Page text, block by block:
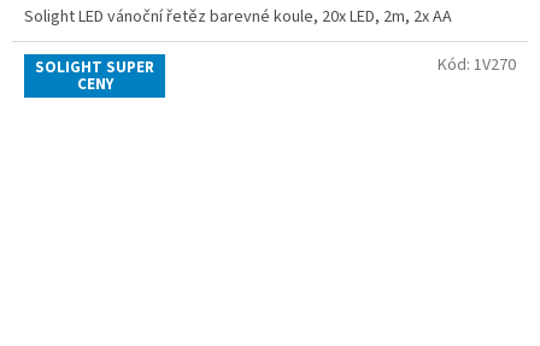
Solight LED vánoční řetěz barevné koule, 20x LED, 2m, 2x AA
SOLIGHT SUPER
CENY
Kód: 1V270